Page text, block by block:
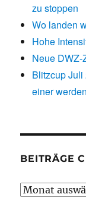
zu stoppen
Wo landen
Hohe
Neue DWZ-
Blitzcup Juli
einer
BEITRÄGE
Beiträge